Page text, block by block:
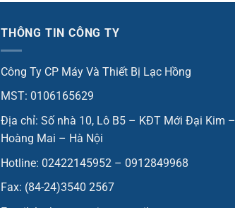
THÔNG TIN CÔNG TY
Công Ty CP Máy Và Thiết Bị Lạc Hồng
MST: 0106165629
Địa chỉ: Số nhà 10, Lô B5 – KĐT Mới Đại Kim –
Hoàng Mai – Hà Nội
Hotline: 02422145952 – 0912849968
Fax: (84-24)3540 2567